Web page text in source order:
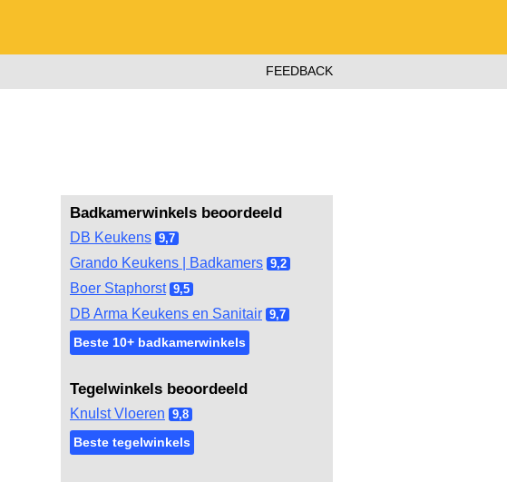
FEEDBACK
Badkamerwinkels beoordeeld
DB Keukens 9,7
Grando Keukens | Badkamers 9,2
Boer Staphorst 9,5
DB Arma Keukens en Sanitair 9,7
Beste 10+ badkamerwinkels
Tegelwinkels beoordeeld
Knulst Vloeren 9,8
Beste tegelwinkels